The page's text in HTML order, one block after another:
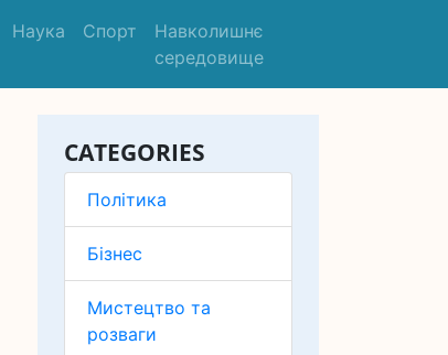
Наука Спорт
Навколишнє
середовище
CATEGORIES
Політика
Бізнес
Мистецтво та
розваги